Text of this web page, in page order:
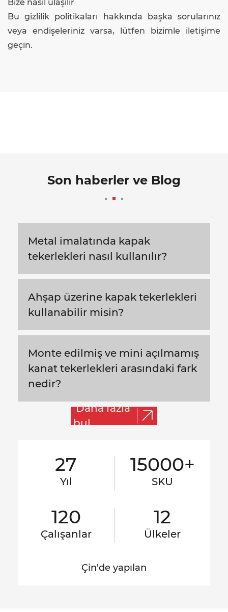
Bize nasıl ulaşılır
Bu gizlilik politikaları hakkında başka sorularınız
veya endişeleriniz varsa, lütfen bizimle iletişime
geçin.
Son haberler ve Blog
Metal imalatında kapak
tekerlekleri nasıl kullanılır?
Ahşap üzerine kapak tekerlekleri
kullanabilir misin?
27
Yıl
15000+
SKU
120
Çalışanlar
12
Ülkeler
Çin'de yapılan
Monte edilmiş ve mini açılmamış
kanat tekerlekleri arasındaki fark
nedir?
Daha fazla
bul